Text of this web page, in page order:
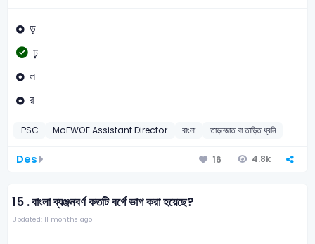
ড়
ঢ়
ল
র
PSC MoEWOE Assistant Director বাংলা তাড়নজাত বা তাড়িত ধ্বনি
Des 16 4.8k
15 .বাংলা ব্যঞ্জনবর্ণ কতটি বর্গে ভাগ করা হয়েছে?
Updated: 11 months ago